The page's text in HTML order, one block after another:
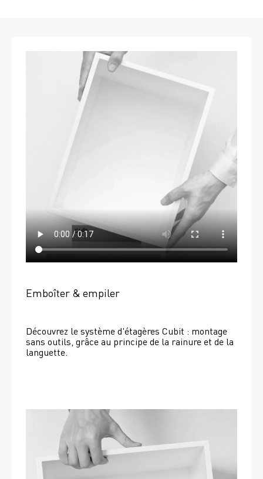
Emboîter & empiler
Découvrez le système d'étagères Cubit : montage
sans outils, grâce au principe de la rainure et de la
languette.